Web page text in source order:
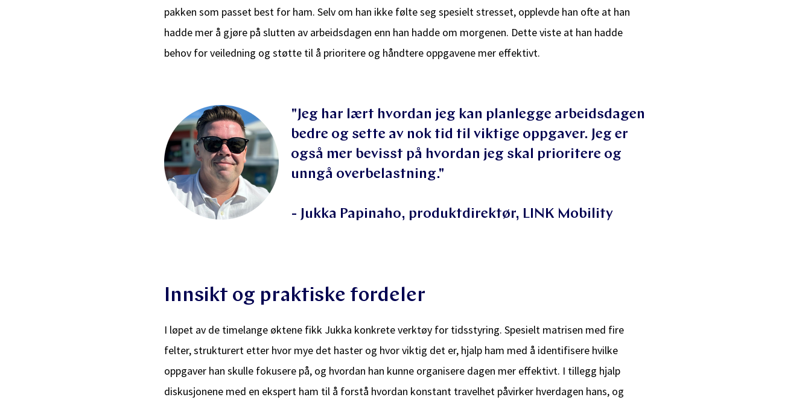
pakken som passet best for ham. Selv om han ikke følte seg spesielt stresset, opplevde han ofte at han
hadde mer å gjøre på slutten av arbeidsdagen enn han hadde om morgenen. Dette viste at han hadde
behov for veiledning og støtte til å prioritere og håndtere oppgavene mer effektivt.
"Jeg har lært hvordan jeg kan planlegge arbeidsdagen
bedre og sette av nok tid til viktige oppgaver. Jeg er
også mer bevisst på hvordan jeg skal prioritere og
unngå overbelastning."
- Jukka Papinaho, produktdirektør, LINK Mobility
Innsikt og praktiske fordeler
I løpet av de timelange øktene fikk Jukka konkrete verktøy for tidsstyring. Spesielt matrisen med fire
felter, strukturert etter hvor mye det haster og hvor viktig det er, hjalp ham med å identifisere hvilke
oppgaver han skulle fokusere på, og hvordan han kunne organisere dagen mer effektivt. I tillegg hjalp
diskusjonene med en ekspert ham til å forstå hvordan konstant travelhet påvirker hverdagen hans, og